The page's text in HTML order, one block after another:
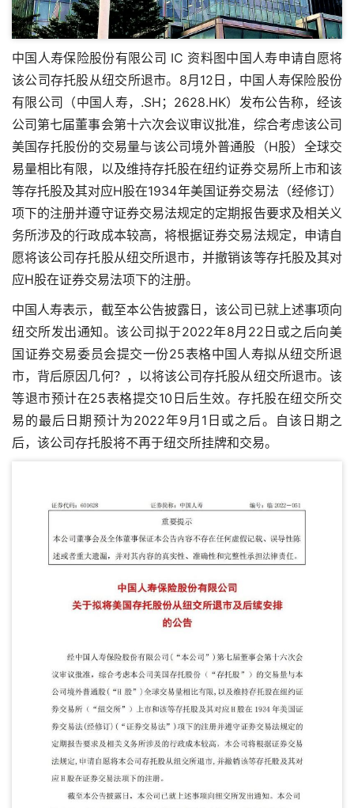
中国人寿保险股份有限公司 IC 资料图中国人寿申请自愿将
该公司存托股从纽交所退市。8月12日，中国人寿保险股份
有限公司（中国人寿，.SH；2628.HK）发布公告称，经该
公司第七届董事会第十六次会议审议批准，综合考虑该公司
美国存托股份的交易量与该公司境外普通股（H股）全球交
易量相比有限，以及维持存托股在纽约证券交易所上市和该
等存托股及其对应H股在1934年美国证券交易法（经修订）
项下的注册并遵守证券交易法规定的定期报告要求及相关义
务所涉及的行政成本较高，将根据证券交易法规定，申请自
愿将该公司存托股从纽交所退市，并撤销该等存托股及其对
应H股在证券交易法项下的注册。
中国人寿表示，截至本公告披露日，该公司已就上述事项向
纽交所发出通知。该公司拟于2022年8月22日或之后向美
国证券交易委员会提交一份25表格中国人寿拟从纽交所退
市，背后原因几何？，以将该公司存托股从纽交所退市。该
等退市预计在25表格提交10日后生效。存托股在纽交所交
易的最后日期预计为2022年9月1日或之后。自该日期之
后，该公司存托股将不再于纽交所挂牌和交易。